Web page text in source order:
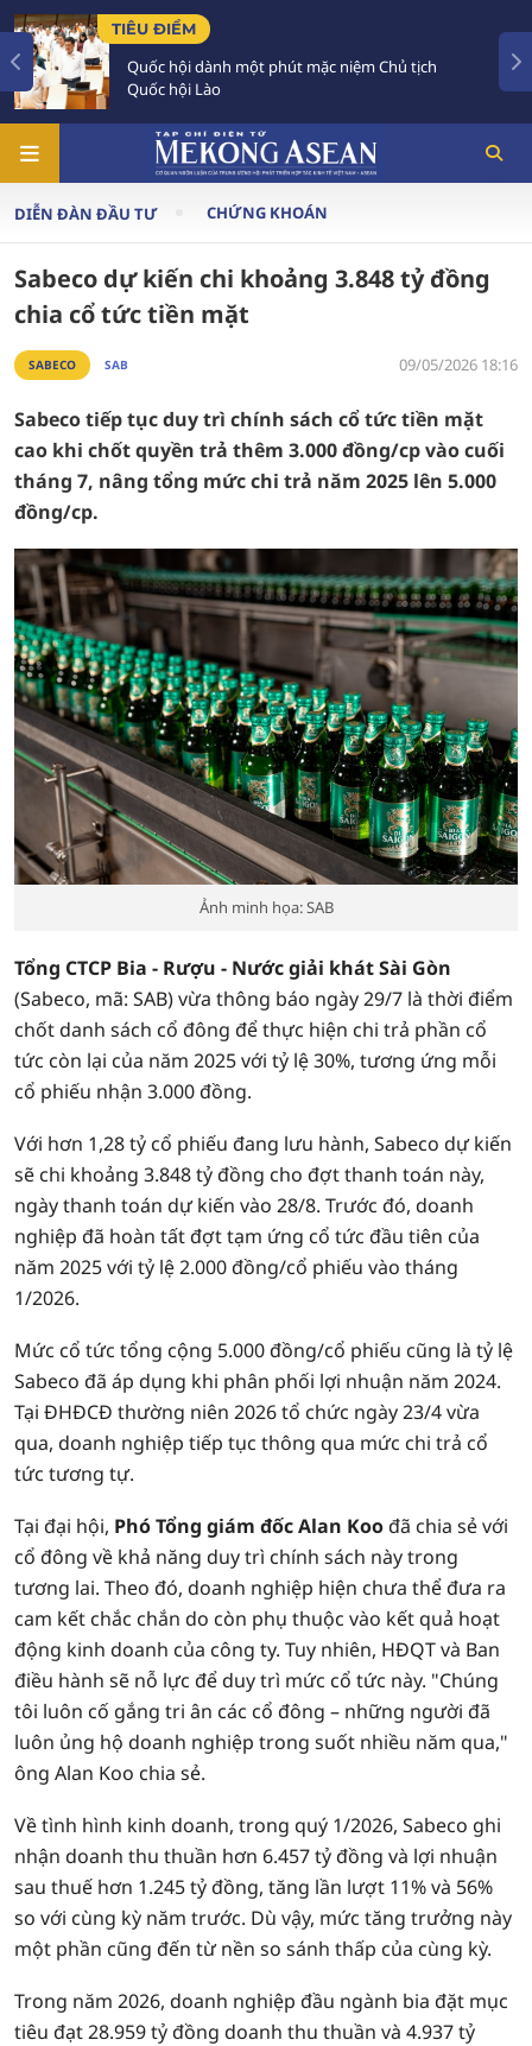
hội dành một phút mặc niệm Chủ tịch
hội Lào
TIÊU
Hợp
quan
DIỄN ĐÀN ĐẦU TƯ CHỨNG KHOÁN
Sabeco dự kiến chi khoảng 3.848 tỷ đồng
chia cổ tức tiền mặt
SABECO SAB 09/05/2026 18:16
Sabeco tiếp tục duy trì chính sách cổ tức tiền mặt
cao khi chốt quyền trả thêm 3.000 đồng/cp vào cuối
tháng 7, nâng tổng mức chi trả năm 2025 lên 5.000
đồng/cp.
Ảnh minh họa: SAB
Tổng CTCP Bia - Rượu - Nước giải khát Sài Gòn
(Sabeco, mã: SAB) vừa thông báo ngày 29/7 là thời điểm
chốt danh sách cổ đông để thực hiện chi trả phần cổ
tức còn lại của năm 2025 với tỷ lệ 30%, tương ứng mỗi
cổ phiếu nhận 3.000 đồng.
Với hơn 1,28 tỷ cổ phiếu đang lưu hành, Sabeco dự kiến
sẽ chi khoảng 3.848 tỷ đồng cho đợt thanh toán này,
ngày thanh toán dự kiến vào 28/8. Trước đó, doanh
nghiệp đã hoàn tất đợt tạm ứng cổ tức đầu tiên của
năm 2025 với tỷ lệ 2.000 đồng/cổ phiếu vào tháng
1/2026.
Mức cổ tức tổng cộng 5.000 đồng/cổ phiếu cũng là tỷ lệ
Sabeco đã áp dụng khi phân phối lợi nhuận năm 2024.
Tại ĐHĐCĐ thường niên 2026 tổ chức ngày 23/4 vừa
qua, doanh nghiệp tiếp tục thông qua mức chi trả cổ
tức tương tự.
Tại đại hội, Phó Tổng giám đốc Alan Koođã chia sẻ với
cổ đông về khả năng duy trì chính sách này trong
tương lai. Theo đó, doanh nghiệp hiện chưa thể đưa ra
cam kết chắc chắn do còn phụ thuộc vào kết quả hoạt
động kinh doanh của công ty. Tuy nhiên, HĐQT và Ban
điều hành sẽ nỗ lực để duy trì mức cổ tức này. "Chúng
tôi luôn cố gắng tri ân các cổ đông – những người đã
luôn ủng hộ doanh nghiệp trong suốt nhiều năm qua,"
ông Alan Koo chia sẻ.
Về tình hình kinh doanh, trong quý 1/2026, Sabeco ghi
nhận doanh thu thuần hơn 6.457 tỷ đồng và lợi nhuận
sau thuế hơn 1.245 tỷ đồng, tăng lần lượt 11% và 56%
so với cùng kỳ năm trước. Dù vậy, mức tăng trưởng này
một phần cũng đến từ nền so sánh thấp của cùng kỳ.
Trong năm 2026, doanh nghiệp đầu ngành bia đặt mục
tiêu đạt 28.959 tỷ đồng doanh thu thuần và 4.937 tỷ